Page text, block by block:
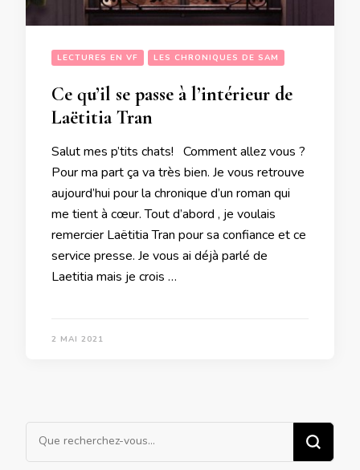
LECTURES EN VF LES CHRONIQUES DE SAM
Ce qu’il se passe à l’intérieur de
Laëtitia Tran
Salut mes p’tits chats! Comment allez vous ?
Pour ma part ça va très bien. Je vous retrouve
aujourd’hui pour la chronique d’un roman qui
me tient à cœur. Tout d’abord , je voulais
remercier Laëtitia Tran pour sa confiance et ce
service presse. Je vous ai déjà parlé de
Laetitia mais je crois …
2 MAI 2021
Vous